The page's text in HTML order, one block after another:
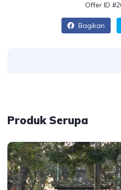
Offer ID
Bagikan
Produk Serupa